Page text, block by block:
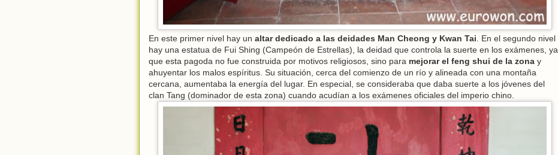
En este primer nivel hay un altar dedicado a las deidades Man Cheong y Kwan Tai . En el segundo nivel
hay una estatua de Fui Shing (Campeón de Estrellas), la deidad que controla la suerte en los exámenes, ya
que esta pagoda no fue construida por motivos religiosos, sino para mejorar el feng shui de la zona y
ahuyentar los malos espíritus. Su situación, cerca del comienzo de un río y alineada con una montaña
cercana, aumentaba la energía del lugar. En especial, se consideraba que daba suerte a los jóvenes del
clan Tang (dominador de esta zona) cuando acudían a los exámenes oficiales del imperio chino.